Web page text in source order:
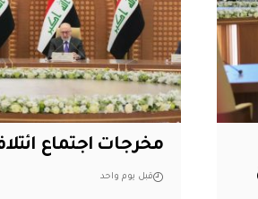
مخرجات اجتماع
قبل يوم واحد